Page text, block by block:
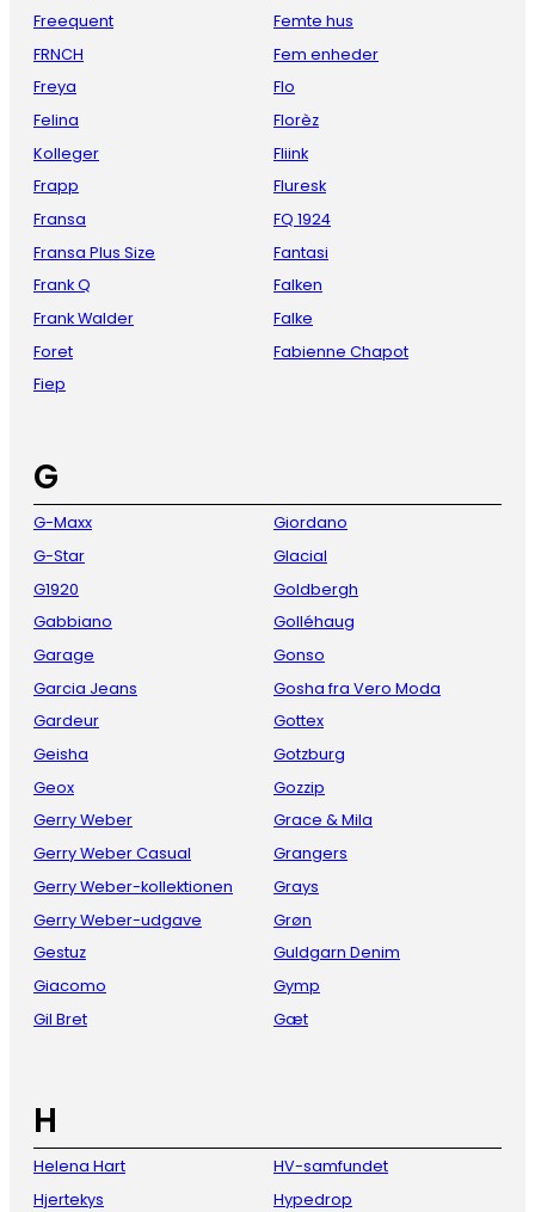
Freequent
FRNCH
Freya
Felina
Kolleger
Frapp
Fransa
Fransa Plus Size
Frank Q
Frank Walder
Foret
Fiep
Femte hus
Fem enheder
Flo
Florèz
Fliink
Fluresk
FQ 1924
Fantasi
Falken
Falke
Fabienne Chapot
G
G-Maxx
G-Star
G1920
Gabbiano
Garage
Garcia Jeans
Gardeur
Geisha
Geox
Gerry Weber
Gerry Weber Casual
Gerry Weber-kollektionen
Gerry Weber-udgave
Gestuz
Giacomo
Gil Bret
Giordano
Glacial
Goldbergh
Golléhaug
Gonso
Gosha fra Vero Moda
Gottex
Gotzburg
Gozzip
Grace & Mila
Grangers
Grays
Grøn
Guldgarn Denim
Gymp
Gæt
H
Helena Hart
Hjertekys
HV-samfundet
Hypedrop